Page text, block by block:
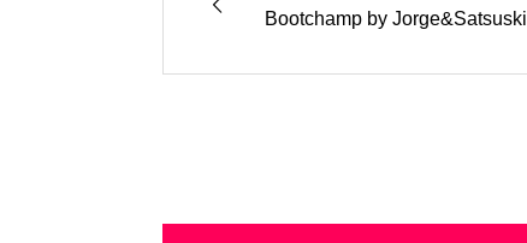
Bootchamp by Jorge&Satsuski